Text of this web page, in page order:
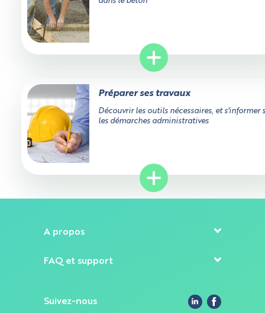
Préparer ses travaux
Découvrir les outils nécessaires, et s'informer
les démarches administratives
Sur allobéton.com, vous pouvez choisir d'accepter ou
les cookies analytiques et marketing.
requièrent pas de consentement. Aucune utilisation,
Cookies nécessaires à l'analytique
: ces cookies aident à
Annuler
A propos
FAQ et support
Suivez-nous